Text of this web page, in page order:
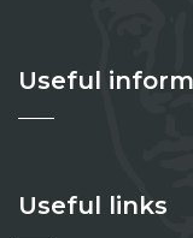
Useful
Useful links